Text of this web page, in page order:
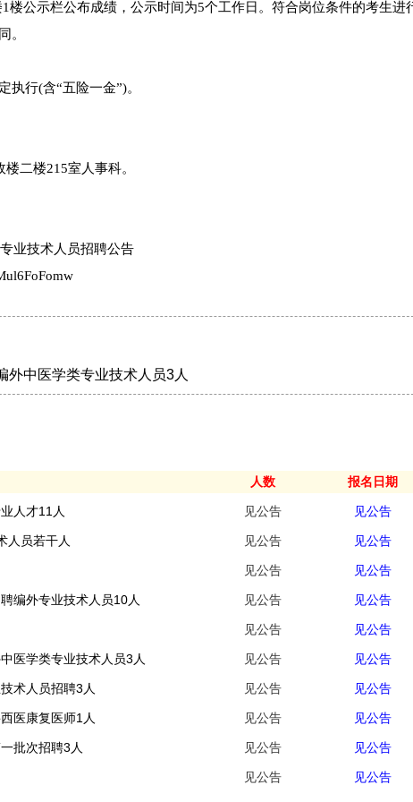
公示栏公布成绩，公示时间为5个工作日。符合岗位条件的考生进
。
行(含“五险一金”)。
二楼215室人事科。
业技术人员招聘公告
外中医学类专业技术人员3人
人数 报名日期
人才11人 见公告 见公告
人员若干人 见公告 见公告
见公告 见公告
编外专业技术人员10人 见公告 见公告
见公告 见公告
医学类专业技术人员3人 见公告 见公告
术人员招聘3人 见公告 见公告
医康复医师1人 见公告 见公告
批次招聘3人 见公告 见公告
见公告 见公告